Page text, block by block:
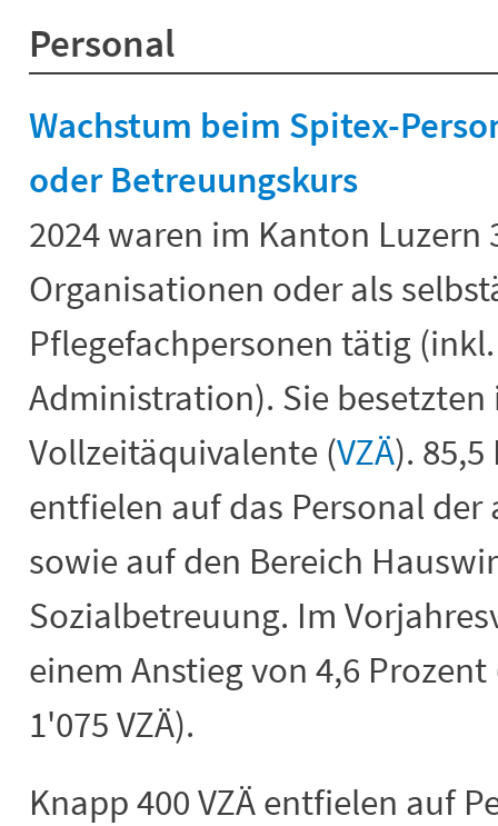
Personal
Wachstum beim Spitex-
oder Betreuungskurs
2024 waren im Kanton Luzern
Organisationen oder als
Pflegefachpersonen tätig
Administration). Sie besetzten
Vollzeitäquivalente (VZÄ). 85,5
entfielen auf das Personal
sowie auf den Bereich
Sozialbetreuung. Im
einem Anstieg von 4,6 Prozent
1'075 VZÄ).
Knapp 400 VZÄ entfielen auf